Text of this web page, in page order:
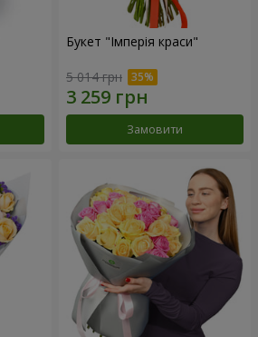
Букет "Імперія краси"
5 014 грн
Замовити